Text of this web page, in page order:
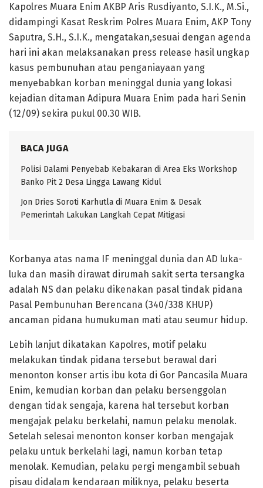
Kapolres Muara Enim AKBP Aris Rusdiyanto, S.I.K., M.Si.,
didampingi Kasat Reskrim Polres Muara Enim, AKP Tony
Saputra, S.H., S.I.K., mengatakan,sesuai dengan agenda
hari ini akan melaksanakan press release hasil ungkap
kasus pembunuhan atau penganiayaan yang
menyebabkan korban meninggal dunia yang lokasi
kejadian ditaman Adipura Muara Enim pada hari Senin
(12/09) sekira pukul 00.30 WIB.
BACA JUGA
Polisi Dalami Penyebab Kebakaran di Area Eks Workshop
Banko Pit 2 Desa Lingga Lawang Kidul
Jon Dries Soroti Karhutla di Muara Enim & Desak
Pemerintah Lakukan Langkah Cepat Mitigasi
Korbanya atas nama IF meninggal dunia dan AD luka-
luka dan masih dirawat dirumah sakit serta tersangka
adalah NS dan pelaku dikenakan pasal tindak pidana
Pasal Pembunuhan Berencana (340/338 KHUP)
ancaman pidana humukuman mati atau seumur hidup.
Lebih lanjut dikatakan Kapolres, motif pelaku
melakukan tindak pidana tersebut berawal dari
menonton konser artis ibu kota di Gor Pancasila Muara
Enim, kemudian korban dan pelaku bersenggolan
dengan tidak sengaja, karena hal tersebut korban
mengajak pelaku berkelahi, namun pelaku menolak.
Setelah selesai menonton konser korban mengajak
pelaku untuk berkelahi lagi, namun korban tetap
menolak. Kemudian, pelaku pergi mengambil sebuah
pisau didalam kendaraan miliknya, pelaku beserta